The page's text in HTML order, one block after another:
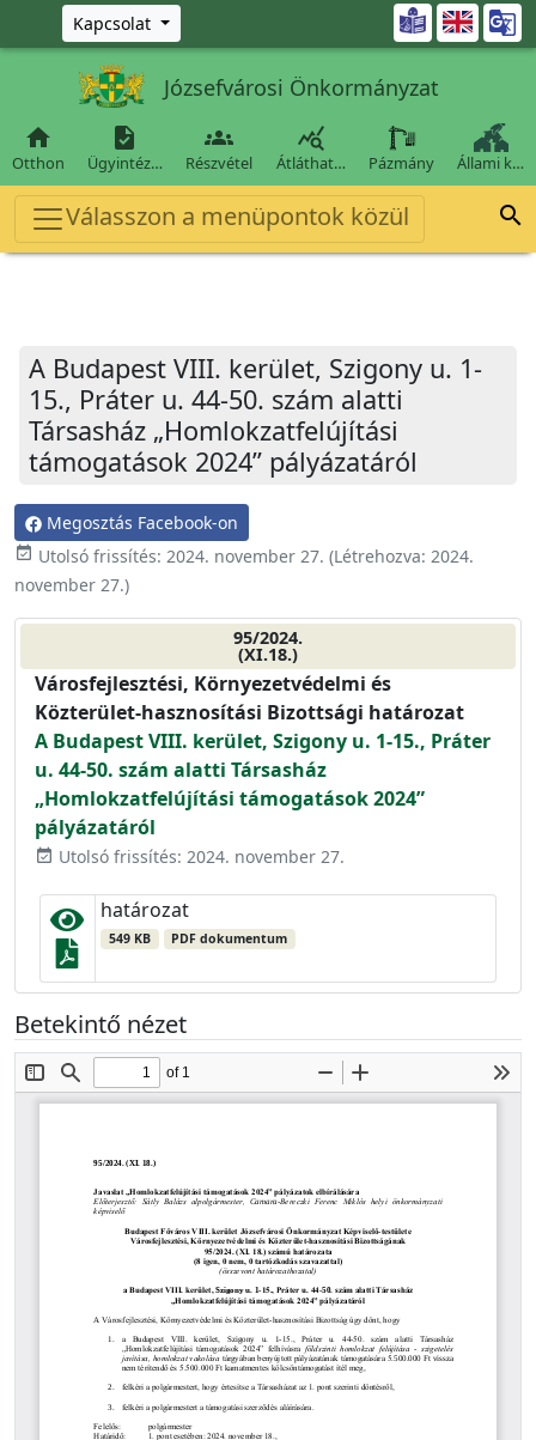
Ugrás a fő tartalomra
Kapcsolat 
Józsefvárosi Önkormányzat

Otthon

Ügyintéz…

Részvétel

Átláthat… Pázmány Állami k…
Válasszon a menüpontok közül 
A Budapest VIII. kerület, Szigony u. 1-
15., Práter u. 44-50. szám alatti
Társasház „Homlokzatfelújítási
támogatások 2024” pályázatáról
Megosztás Facebook-on
event_available Utolsó frissítés: 2024. november 27. (Létrehozva: 2024.
november 27.)
95/2024.
(XI.18.)
Városfejlesztési, Környezetvédelmi és
Közterület-hasznosítási Bizottsági határozat
A Budapest VIII. kerület, Szigony u. 1-15., Práter
u. 44-50. szám alatti Társasház
„Homlokzatfelújítási támogatások 2024”
pályázatáról
event_available Utolsó frissítés: 2024. november 27.
határozat
549 KB PDF dokumentum
Betekintő nézet